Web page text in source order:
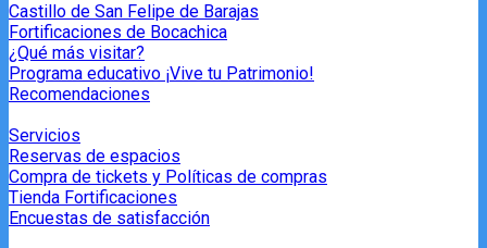
Castillo de San Felipe de Barajas
Fortificaciones de Bocachica
¿Qué más visitar?
Programa educativo ¡Vive tu Patrimonio!
Recomendaciones
Servicios
Reservas de espacios
Compra de tickets y Políticas de compras
Tienda Fortificaciones
Encuestas de satisfacción